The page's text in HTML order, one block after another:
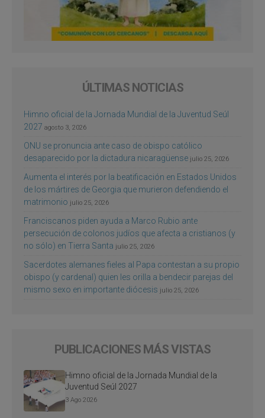
ÚLTIMAS NOTICIAS
Himno oficial de la Jornada Mundial de la Juventud Seúl
2027 agosto 3, 2026
ONU se pronuncia ante caso de obispo católico
desaparecido por la dictadura nicaragüense julio 25, 2026
Aumenta el interés por la beatificación en Estados Unidos
de los mártires de Georgia que murieron defendiendo el
matrimonio julio 25, 2026
Franciscanos piden ayuda a Marco Rubio ante
persecución de colonos judíos que afecta a cristianos (y
no sólo) en Tierra Santa julio 25, 2026
Sacerdotes alemanes fieles al Papa contestan a su propio
obispo (y cardenal) quien les orilla a bendecir parejas del
mismo sexo en importante diócesis julio 25, 2026
PUBLICACIONES MÁS VISTAS
Himno oficial de la Jornada Mundial de la
Juventud Seúl 2027
3 Ago 2026